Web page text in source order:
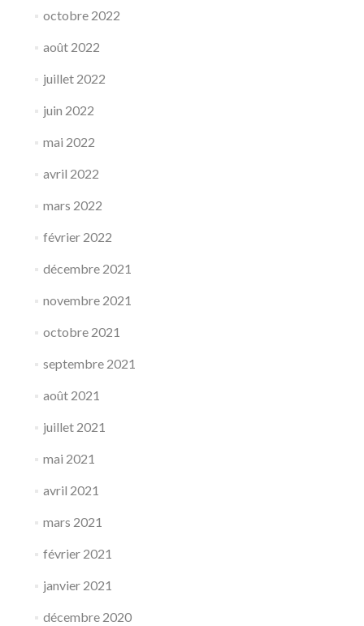
octobre 2022
août 2022
juillet 2022
juin 2022
mai 2022
avril 2022
mars 2022
février 2022
décembre 2021
novembre 2021
octobre 2021
septembre 2021
août 2021
juillet 2021
mai 2021
avril 2021
mars 2021
février 2021
janvier 2021
décembre 2020